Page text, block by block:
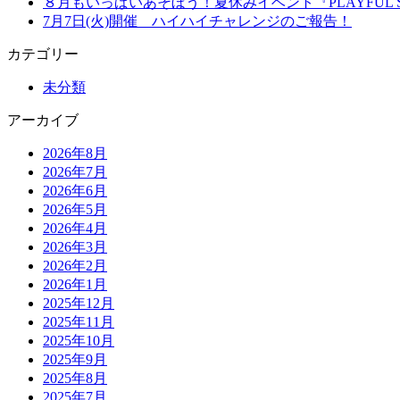
7月7日(火)開催 ハイハイチャレンジのご報告！
カテゴリー
未分類
アーカイブ
2026年8月
2026年7月
2026年6月
2026年5月
2026年4月
2026年3月
2026年2月
2026年1月
2025年12月
2025年11月
2025年10月
2025年9月
2025年8月
2025年7月